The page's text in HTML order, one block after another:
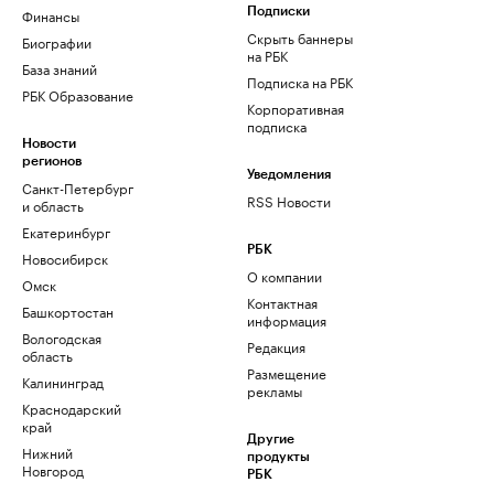
Финансы
Биографии
База знаний
РБК Образование
Новости
регионов
Санкт-Петербург
и область
Екатеринбург
Новосибирск
Омск
Башкортостан
Вологодская
область
Калининград
Краснодарский
край
Нижний
Новгород
Подписки
Скрыть баннеры
на РБК
Подписка на РБК
Корпоративная
подписка
Уведомления
RSS Новости
РБК
О компании
Контактная
информация
Редакция
Размещение
рекламы
Другие
продукты
РБК